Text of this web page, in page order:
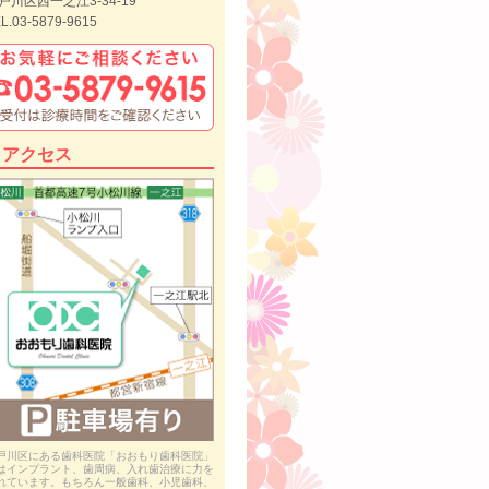
5879-9615
アクセス
川区にある歯科医院「おおもり歯科医院」
インプラント、歯周病、入れ歯治療に力を
ています。もちろん一般歯科、小児歯科、